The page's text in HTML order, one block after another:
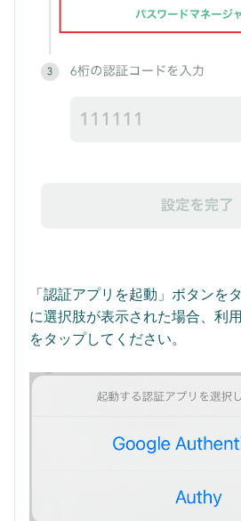
「認証アプリを起動」ボタンを
に選択肢が表示された場合、利